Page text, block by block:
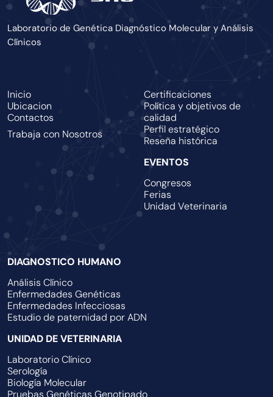
Laboratorio de Genética Diagnóstico Molecular y Análisis
Clínicos
Inicio
Ubicacion
Contactos
Trabaja con Nosotros
Certificaciones
Política y objetivos de
calidad
Perfil estratégico
Reseña histórica
EVENTOS
Congresos
Ferias
Unidad Veterinaria
DIAGNOSTICO HUMANO
Análisis Clínico
Enfermedades Genéticas
Enfermedades Infecciosas
Estudio de paternidad por ADN
UNIDAD DE VETERINARIA
Laboratorio Clínico
Serología
Biología Molecular
Pruebas Genéticas Genotipado